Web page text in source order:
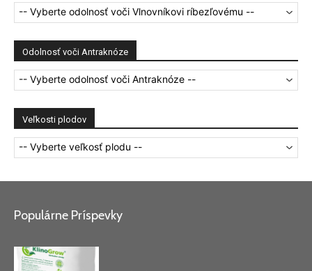
-- Vyberte odolnosť voči Vlnovníkovi ríbezľovému --
Odolnosť voči Antraknóze
-- Vyberte odolnosť voči Antraknóze --
Veľkosti plodov
-- Vyberte veľkosť plodu --
Populárne Príspevky